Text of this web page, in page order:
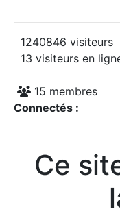
1240846 visiteurs
13 visiteurs en
15 membres
Connectés :
Ce